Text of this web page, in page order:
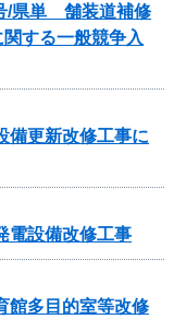
/県単 舗装道補修
する一般競争入
備更新改修工事に
電設備改修工事
館多目的室等改修